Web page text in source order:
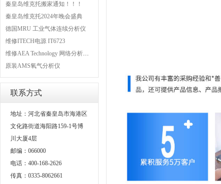
秦皇岛维克托搬家通知！！！
秦皇岛维克托2024年晚会盛典
德国MRU 工业气体连续分析仪
维修ITECH电源 IT6723
维修AEA Technology 网络分析仪 6015-1010
原装AMS氧气分析仪
联系方式
地址：河北省秦皇岛市海港区
文化路街道海阳路159-1号博
川大厦4层
邮编：066000
电话：400-168-2626
传真：0335-8062661